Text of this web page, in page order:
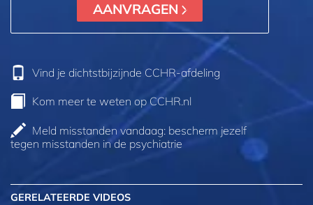
AANVRAGEN
Vind je dichtstbijzijnde CCHR-afdeling
Kom meer te weten op CCHR.nl
Meld misstanden vandaag: bescherm jezelf
tegen misstanden in de psychiatrie
GERELATEERDE VIDEOS